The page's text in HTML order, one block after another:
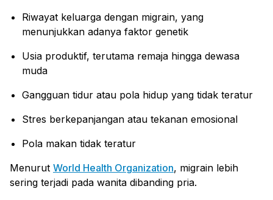
Riwayat keluarga dengan migrain, yang
menunjukkan adanya faktor genetik
Usia produktif, terutama remaja hingga dewasa
muda
Gangguan tidur atau pola hidup yang tidak teratur
Stres berkepanjangan atau tekanan emosional
Pola makan tidak teratur
Menurut World Health Organization, migrain lebih
sering terjadi pada wanita dibanding pria.